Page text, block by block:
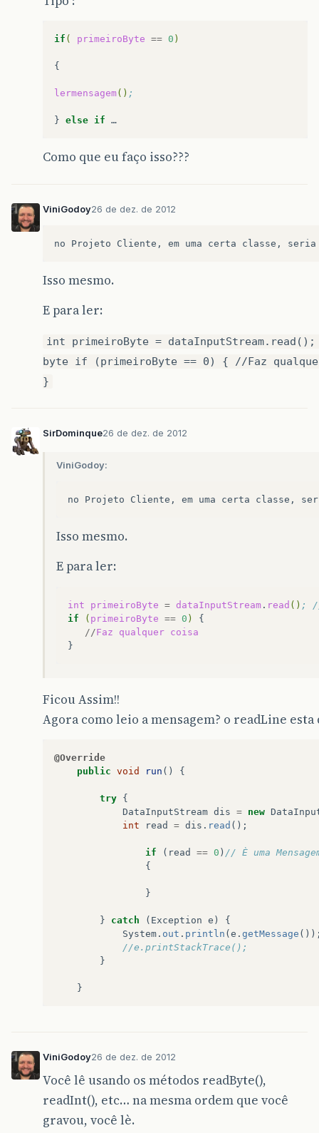
if ( primeiroByte == 0 )
{
lermensagem() ;
} else if
Como que eu faço isso???
ViniGodoy26 de dez. de 2012
no Projeto Cliente , em uma certa classe , seria
Isso mesmo.
E para ler:
int primeiroByte = dataInputStream.read();
byte if (primeiroByte == 0) { //Faz
}
SirDominque26 de dez. de 2012
ViniGodoy:
Isso mesmo.
E para ler:
int primeiroByte = dataInputStream . read () ; //
if
( primeiroByte == 0 )
//Faz qualquer coisa
Ficou Assim!!
Agora como leio a mensagem? o readLine
@Override
public void run () {
try {
DataInputStream dis = new
int
read = dis . read ();
if ( read == 0 ) // È uma
{
}
} catch ( Exception e )
{
System . out . println ( e . getMessage
//e.printStackTrace();
}
}
ViniGodoy26 de dez. de 2012
Você lê usando os métodos readByte(),
readInt(), etc… na mesma ordem que você
gravou, você lè.